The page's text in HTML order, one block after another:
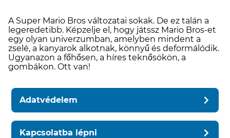
A Super Mario Bros változatai sokak. De ez talán a
legeredetibb. Képzelje el, hogy játssz Mario Bros-et
egy olyan univerzumban, amelyben mindent a
zselé, a kanyarok alkotnak, könnyű és deformálódik.
Ugyanazon a főhősen, a híres teknősökön, a
gombákon. Ott van!
Adatvédelem
Kapcsolatba lépni